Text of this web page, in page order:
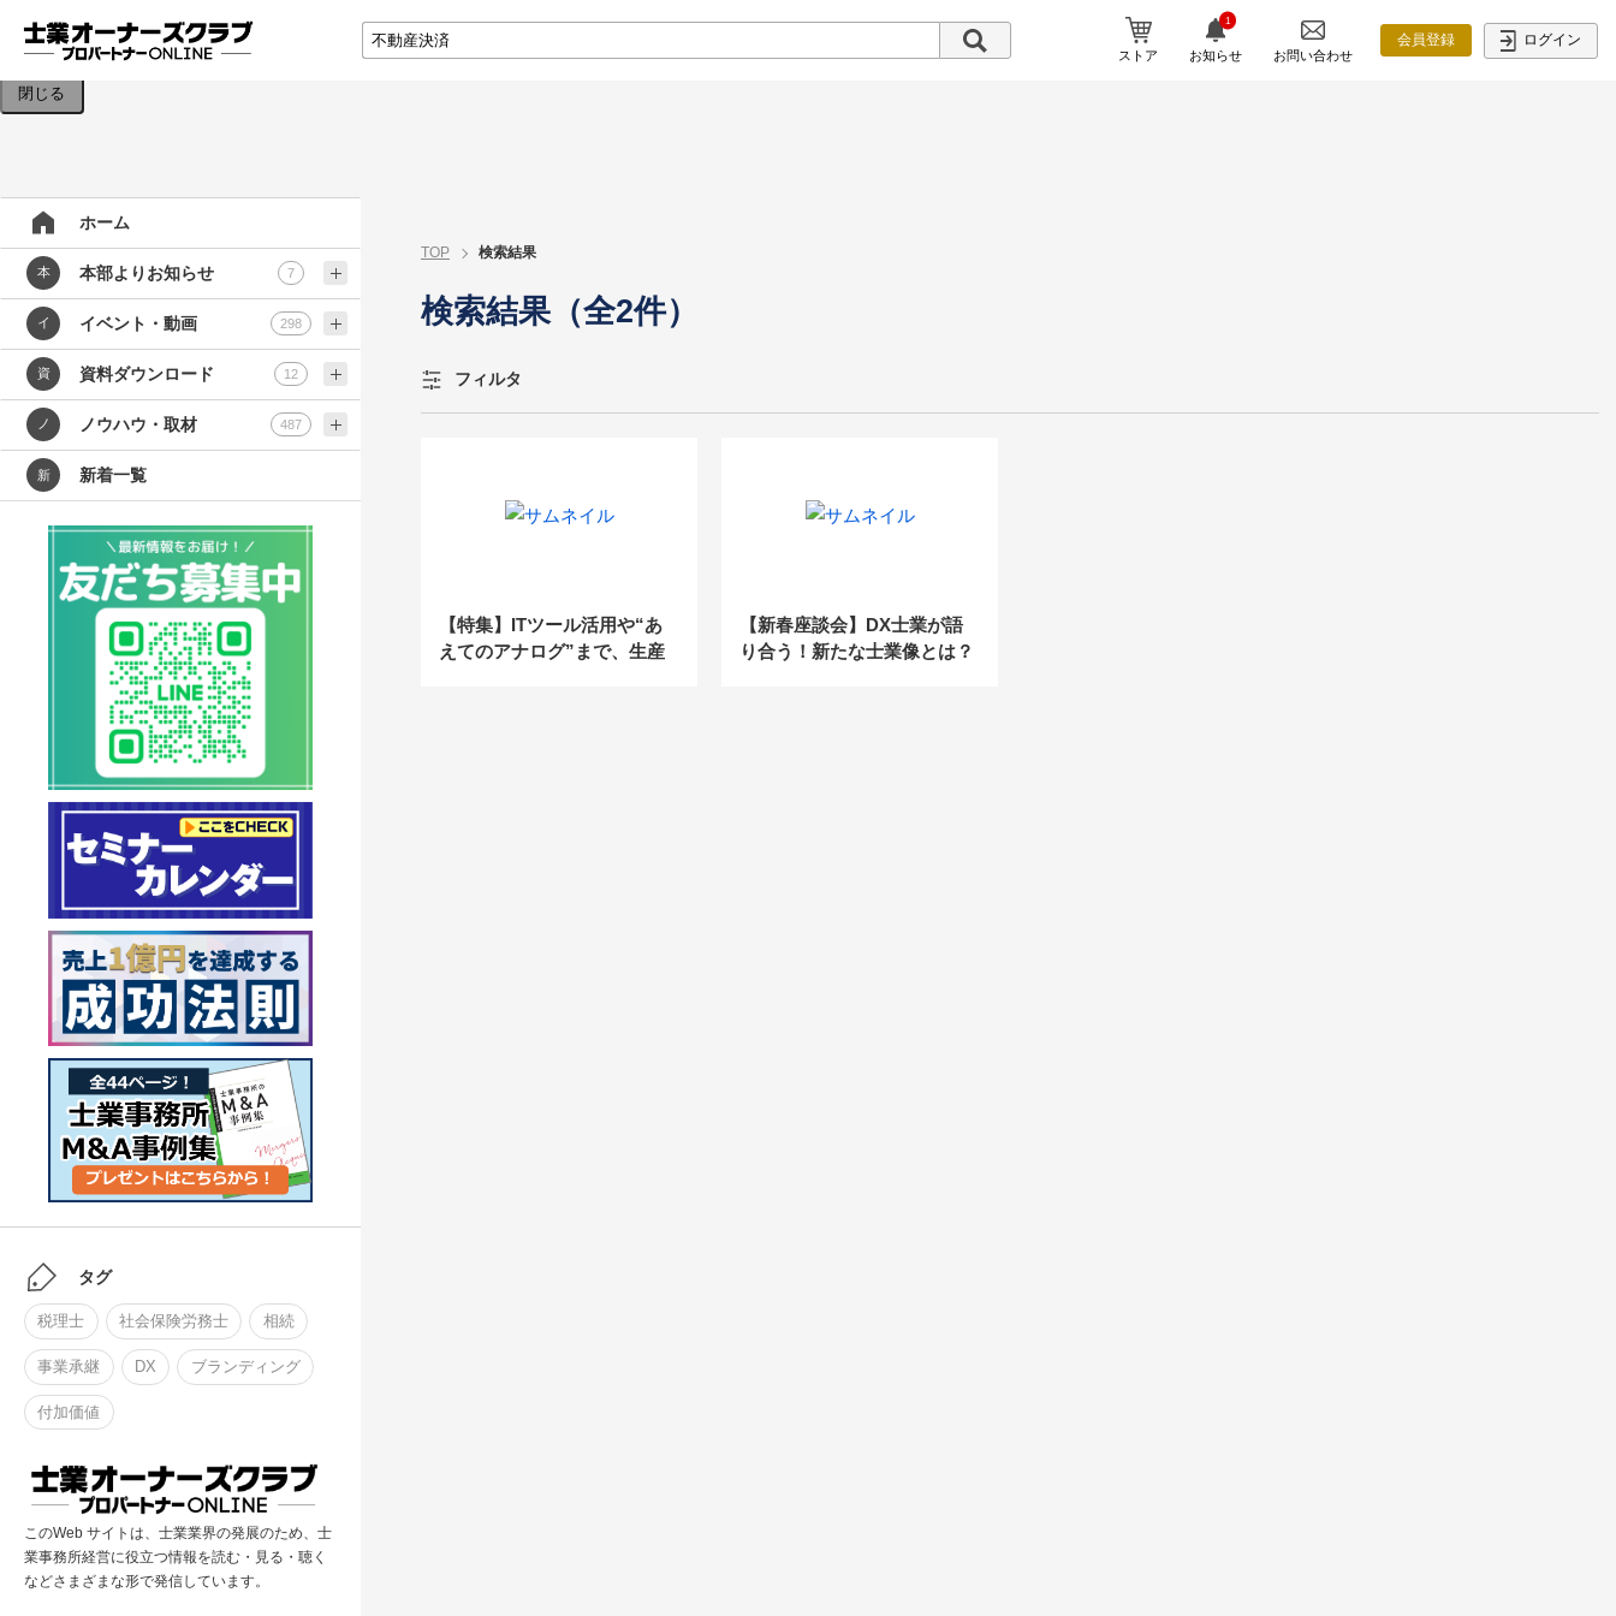
ストア
1
お知らせ お問い合わせ
会員登録 ログイン
検索条件を入力してください。
閉じる
ホーム
本 本部よりお知らせ 7
イ イベント・動画 298
資 資料ダウンロード 12
ノ ノウハウ・取材 487
新 新着一覧
タグ
税理士 社会保険労務士 相続
事業承継 DX ブランディング
付加価値
このWeb サイトは、士業業界の発展のため、士
業事務所経営に役立つ情報を読む・見る・聴く
などさまざまな形で発信しています。
TOP 検索結果
検索結果（全2件）
フィルタ
【特集】ITツール活用や“あ
えてのアナログ”まで、生産
【新春座談会】DX士業が語
り合う！新たな士業像とは？